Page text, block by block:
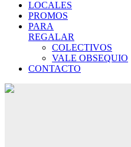
LOCALES
PROMOS
PARA
REGALAR
COLECTIVOS
VALE OBSEQUIO
CONTACTO